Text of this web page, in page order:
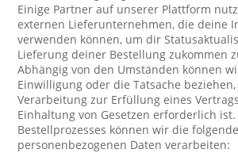
Einige Partner auf unserer Plattform
externen Lieferunternehmen, die deine
verwenden können, um dir
Lieferung deiner Bestellung zukommen
Abhängig von den Umständen können
Einwilligung oder die Tatsache
Verarbeitung zur Erfüllung eines
Einhaltung von Gesetzen erforderlich ist.
Bestellprozesses können wir die
personenbezogenen Daten verarbeiten: